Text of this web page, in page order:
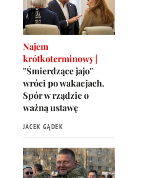
Najem
krótkoterminowy |
"Śmierdzące jajo"
wróci po wakacjach.
Spór w rządzie o
ważną ustawę
JACEK GĄDEK